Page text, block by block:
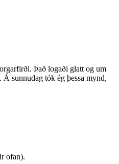
Það logaði glatt og um
sunnudag tók ég þessa mynd,
ofan).